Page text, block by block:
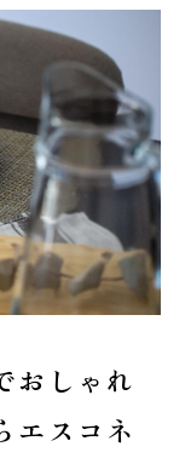
おしゃれ
エスコネ